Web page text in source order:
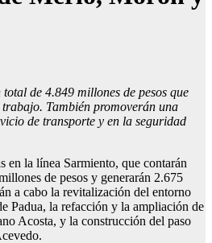
de 4.849 millones de pesos que
También promoverán una
de transporte y en la seguridad
en la línea Sarmiento, que contarán
de pesos y generarán 2.675
a cabo la revitalización del entorno
Padua, la refacción y la ampliación de
Acosta, y la construcción del paso